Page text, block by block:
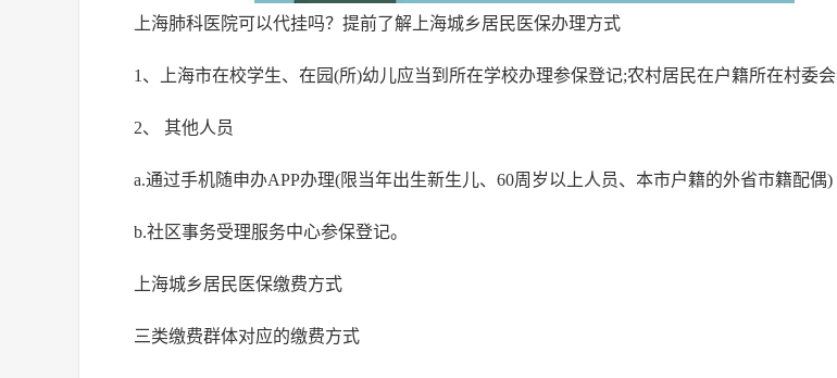
上海肺科医院可以代挂吗？提前了解上海城乡居民医保办理方式
1、上海市在校学生、在园(所)幼儿应当到所在学校办理参保登记;农村居民在户籍所在村委会
2、 其他人员
a.通过手机随申办APP办理(限当年出生新生儿、60周岁以上人员、本市户籍的外省市籍配偶)
b.社区事务受理服务中心参保登记。
上海城乡居民医保缴费方式
三类缴费群体对应的缴费方式